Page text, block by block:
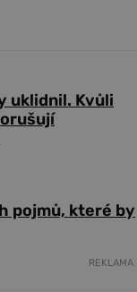
uklidnil. Kvůli
pojmů, které by
REKLAMA